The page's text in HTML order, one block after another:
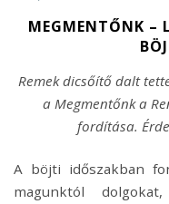
MEGMENTŐNK –
Remek dicsőítő dalt
a Megmentőnk a
fordítása.
A böjti időszakban
magunktól